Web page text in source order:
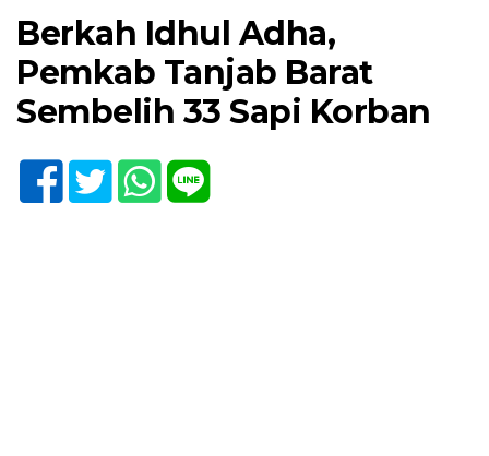
Berkah Idhul Adha,
Pemkab Tanjab Barat
Sembelih 33 Sapi Korban